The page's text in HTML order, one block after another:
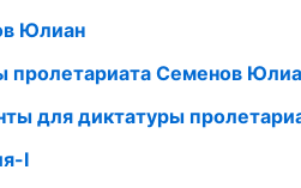
Юлиан
пролетариата Семенов
для диктатуры
I